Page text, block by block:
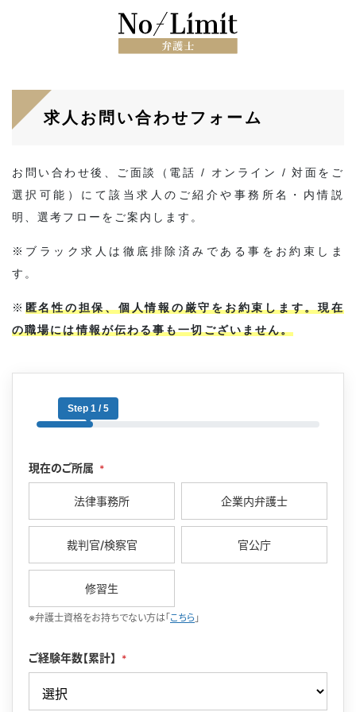
求人お問い合わせフォーム
お問い合わせ後、ご面談（電話 / オンライン / 対面をご
選択可能）にて該当求人のご紹介や事務所名・内情説
明、選考フローをご案内します。
※ブラック求人は徹底排除済みである事をお約束しま
す。
※ 匿名性の担保、個人情報の厳守をお約束します。現在
の職場には情報が伝わる事も一切ございません。
Step 1 / 5
現在のご所属 *
法律事務所 企業内弁護士
裁判官/検察官 官公庁
修習生
※弁護士資格をお持ちでない方は「 こちら 」
ご経験年数【累計】 *